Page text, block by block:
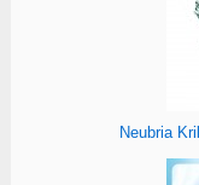
Neubria